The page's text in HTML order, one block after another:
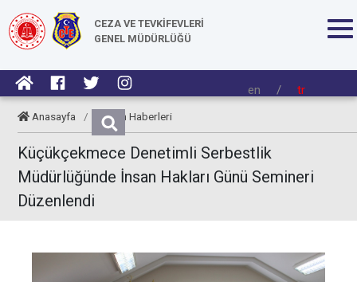
CEZA VE TEVKİFEVLERİ
GENEL MÜDÜRLÜĞÜ
en / tr
Anasayfa / Kurum Haberleri
Küçükçekmece Denetimli Serbestlik
Müdürlüğünde İnsan Hakları Günü Semineri
Düzenlendi